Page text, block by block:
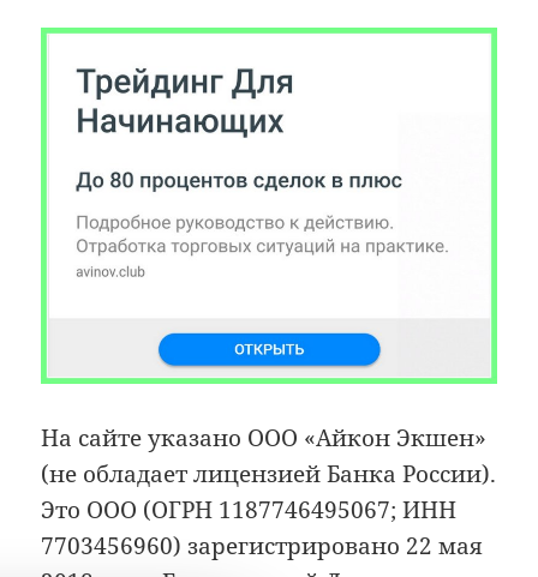
На сайте указано ООО «Айкон Экшен»
(не обладает лицензией Банка России).
Это ООО (ОГРН 1187746495067; ИНН
7703456960) зарегистрировано 22 мая